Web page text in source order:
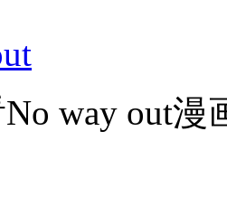
way out漫